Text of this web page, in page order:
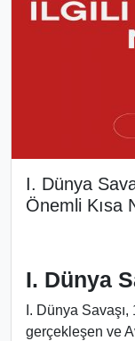
I. Dünya
Önemli Kısa
I. Dünya
I. Dünya Savaşı,
gerçekleşen ve